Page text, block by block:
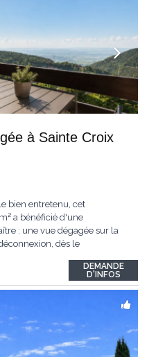
à Sainte Croix
bien entretenu, cet
a bénéficié d'une
: une vue dégagée sur la
dès le
(VD) Surface habitable : 75
Étage...
DEMANDE
D'INFOS